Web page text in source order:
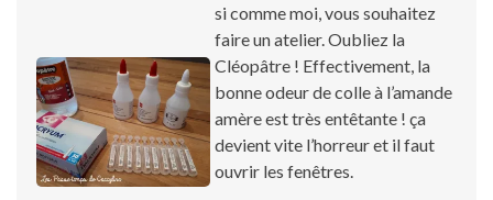
si comme moi, vous souhaitez
faire un atelier. Oubliez la
Cléopâtre ! Effectivement, la
bonne odeur de colle à l’amande
amère est très entêtante ! ça
devient vite l’horreur et il faut
ouvrir les fenêtres.